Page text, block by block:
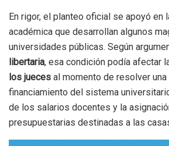
En rigor, el planteo oficial se apoyó en
académica que desarrollan algunos
universidades públicas. Según
libertaria, esa condición podía afectar
los jueces al momento de resolver una
financiamiento del sistema
de los salarios docentes y la
presupuestarias destinadas a las